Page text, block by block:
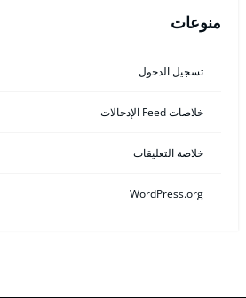
منوعات
تسجيل الدخول
خلاصات Feed الإدخالات
خلاصة التعليقات
WordPress.org